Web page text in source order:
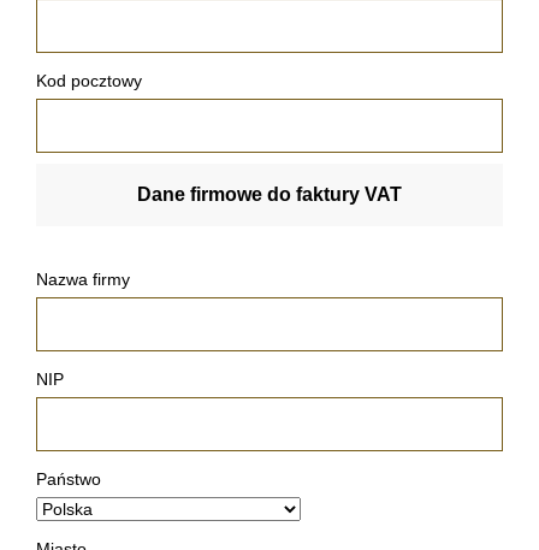
Kod pocztowy
Dane firmowe do faktury VAT
Nazwa firmy
NIP
Państwo